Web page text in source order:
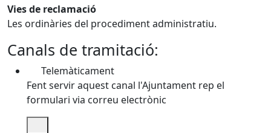
Vies de reclamació
Les ordinàries del procediment administratiu.
Canals de tramitació:
Telemàticament
Fent servir aquest canal l'Ajuntament rep el
formulari via correu electrònic